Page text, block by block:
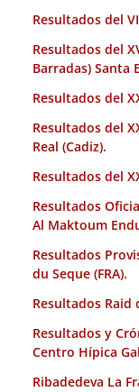
Resultados del
Resultados del
Barradas) Santa
Resultados del
Resultados del
Real (Cadiz).
Resultados del
Resultados
Al Maktoum
Resultados
du Seque (FRA).
Resultados Raid
Resultados y
Centro Hípica
Ribadedeva La